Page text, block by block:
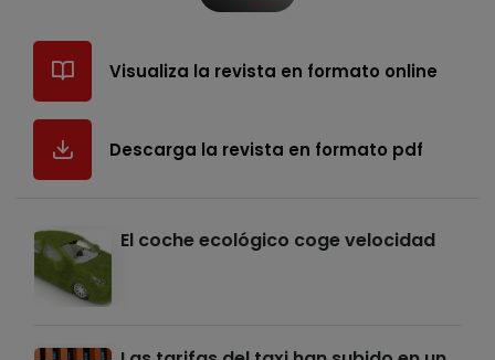
Visualiza la revista en formato online
Descarga la revista en formato pdf
El coche ecológico coge velocidad